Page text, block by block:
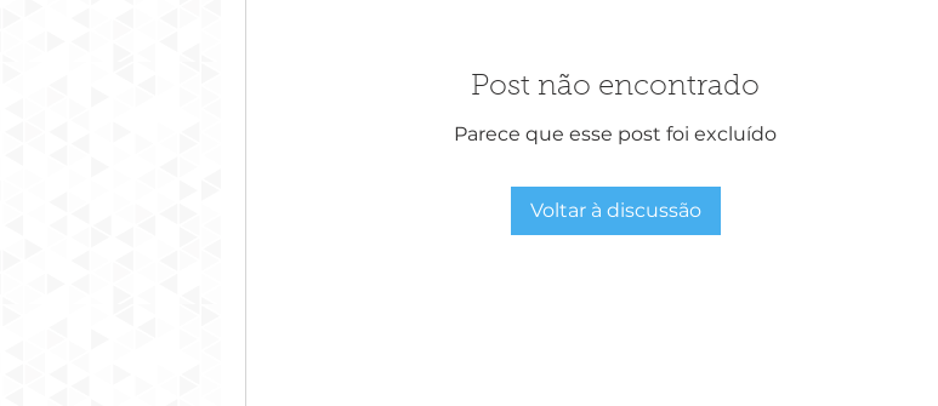
Post não encontrado
Parece que esse post foi excluído
Voltar à discussão